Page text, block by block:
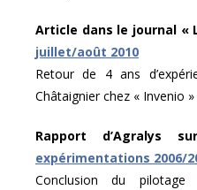
Article dans le journal «
juillet/août 2010
Retour de 4 ans
Châtaignier chez « Invenio
Rapport d’Agralys
expérimentations 2006/
Conclusion du pilotage